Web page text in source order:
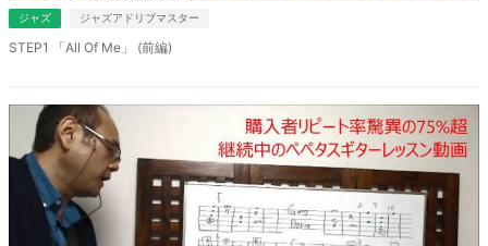
ジャズ ジャズアドリブマスター
STEP1 「All Of Me」 (前編)